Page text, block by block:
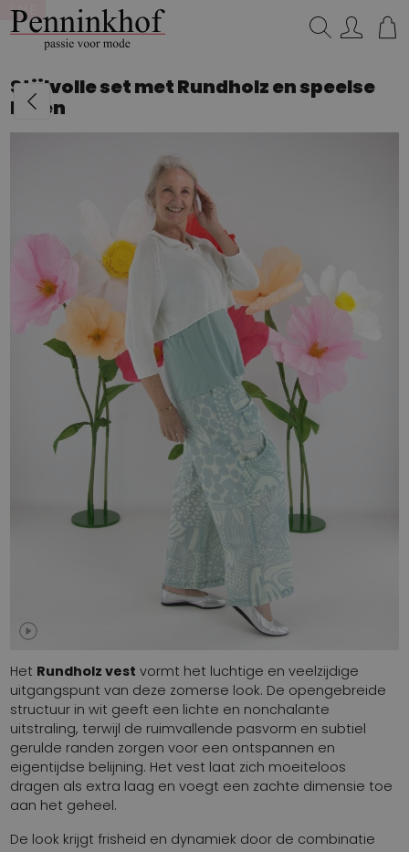
Stijlvolle set met Rundholz en speelse
lagen
Het Rundholz vest vormt het luchtige en veelzijdige
uitgangspunt van deze zomerse look. De opengebreide
structuur in wit geeft een lichte en nonchalante
uitstraling, terwijl de ruimvallende pasvorm en subtiel
gerulde randen zorgen voor een ontspannen en
eigentijdse belijning. Het vest laat zich moeiteloos
dragen als extra laag en voegt een zachte dimensie toe
aan het geheel.
De look krijgt frisheid en dynamiek door de combinatie
SALE